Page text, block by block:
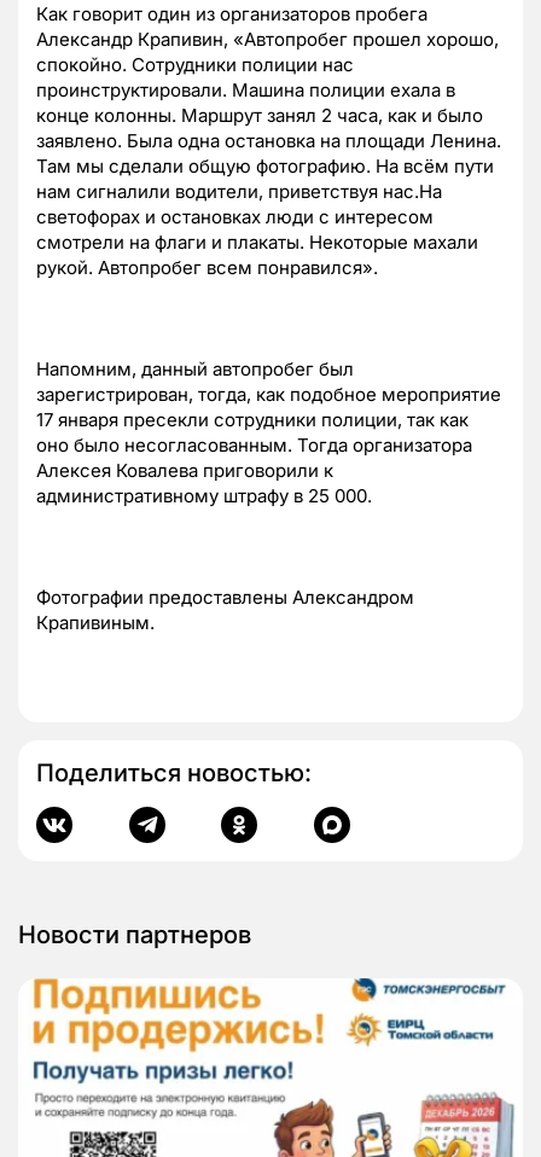
Как говорит один из организаторов пробега
Александр Крапивин, «Автопробег прошел хорошо,
спокойно. Сотрудники полиции нас
проинструктировали. Машина полиции ехала в
конце колонны. Маршрут занял 2 часа, как и было
заявлено. Была одна остановка на площади Ленина.
Там мы сделали общую фотографию. На всём пути
нам сигналили водители, приветствуя нас.На
светофорах и остановках люди с интересом
смотрели на флаги и плакаты. Некоторые махали
рукой. Автопробег всем понравился».
Напомним, данный автопробег был
зарегистрирован, тогда, как подобное мероприятие
17 января пресекли сотрудники полиции, так как
оно было несогласованным. Тогда организатора
Алексея Ковалева приговорили к
административному штрафу в 25 000.
Фотографии предоставлены Александром
Крапивиным.
Поделиться новостью:
Новости партнеров